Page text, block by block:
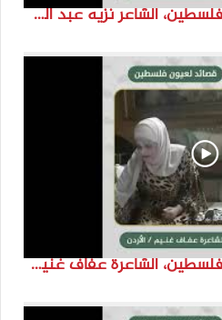
انتماء2021: قصائد لعيون فلسطين، الشاعر نزيه عبد الخالق، لبنان
انتماء2021: قصائد لعيون فلسطين، الشاعرة عفاف غنيم، الاردن